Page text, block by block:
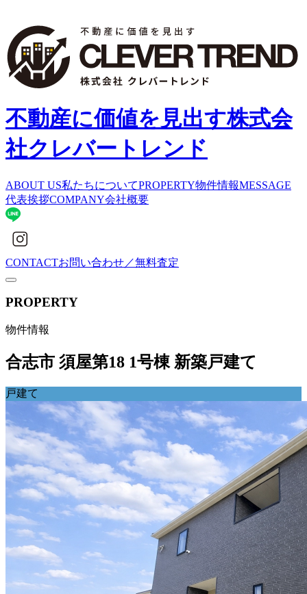
不動産に価値を見出す株式会
社クレバートレンド
ABOUT US私たちについてPROPERTY物件情報MESSAGE
代表挨拶COMPANY会社概要
CONTACTお問い合わせ／無料査定
PROPERTY
物件情報
合志市 須屋第18 1号棟 新築戸建て
戸建て